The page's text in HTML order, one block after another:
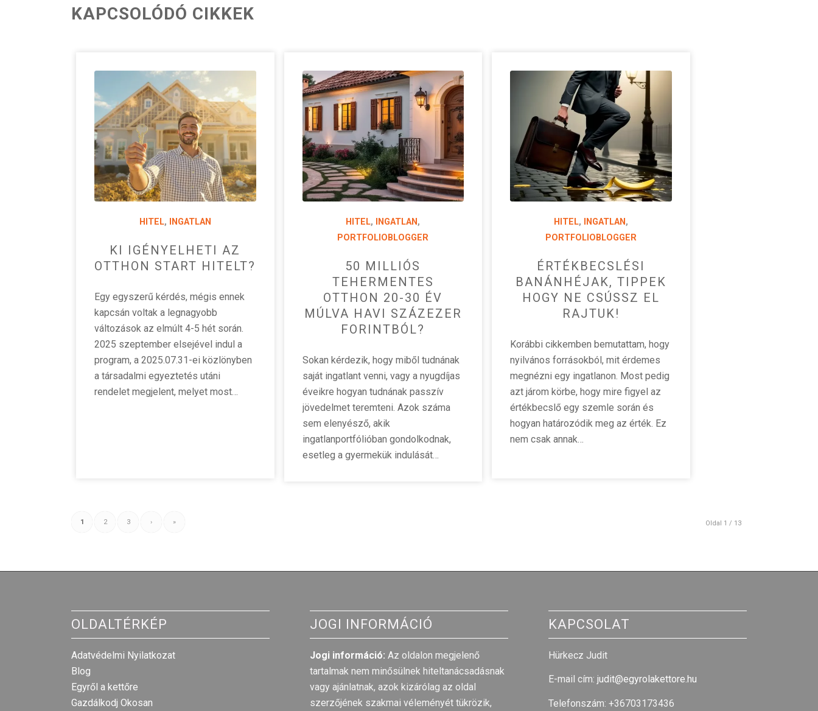
KAPCSOLÓDÓ CIKKEK
HITEL, INGATLAN
KI IGÉNYELHETI AZ
OTTHON START HITELT?
Egy egyszerű kérdés, mégis ennek
kapcsán voltak a legnagyobb
változások az elmúlt 4-5 hét során.
2025 szeptember elsejével indul a
program, a 2025.07.31-ei közlönyben
a társadalmi egyeztetés utáni
rendelet megjelent, melyet most…
HITEL, INGATLAN ,
PORTFOLIOBLOGGER
50 MILLIÓS
TEHERMENTES
OTTHON 20-30 ÉV
MÚLVA HAVI SZÁZEZER
FORINTBÓL?
Sokan kérdezik, hogy miből tudnának
saját ingatlant venni, vagy a nyugdíjas
éveikre hogyan tudnának passzív
jövedelmet teremteni. Azok száma
sem elenyésző, akik
ingatlanportfólióban gondolkodnak,
esetleg a gyermekük indulását…
HITEL, INGATLAN ,
PORTFOLIOBLOGGER
ÉRTÉKBECSLÉSI
BANÁNHÉJAK, TIPPEK
HOGY NE CSÚSSZ EL
RAJTUK!
Korábbi cikkemben bemutattam, hogy
nyilvános forrásokból, mit érdemes
megnézni egy ingatlanon. Most pedig
azt járom körbe, hogy mire figyel az
értékbecslő egy szemle során és
hogyan határozódik meg az érték. Ez
nem csak annak…
Oldal 1 / 13
1 2 3 › »
OLDALTÉRKÉP
Adatvédelmi Nyilatkozat
Blog
Egyről a kettőre
Gazdálkodj Okosan
JOGI INFORMÁCIÓ
Jogi információ: Az oldalon megjelenő
tartalmak nem minősülnek hiteltanácsadásnak
vagy ajánlatnak, azok kizárólag az oldal
szerzőjének szakmai véleményét tükrözik,
KAPCSOLAT
Hürkecz Judit
E-mail cím:judit@egyrolakettore.hu
Telefonszám: +36703173436